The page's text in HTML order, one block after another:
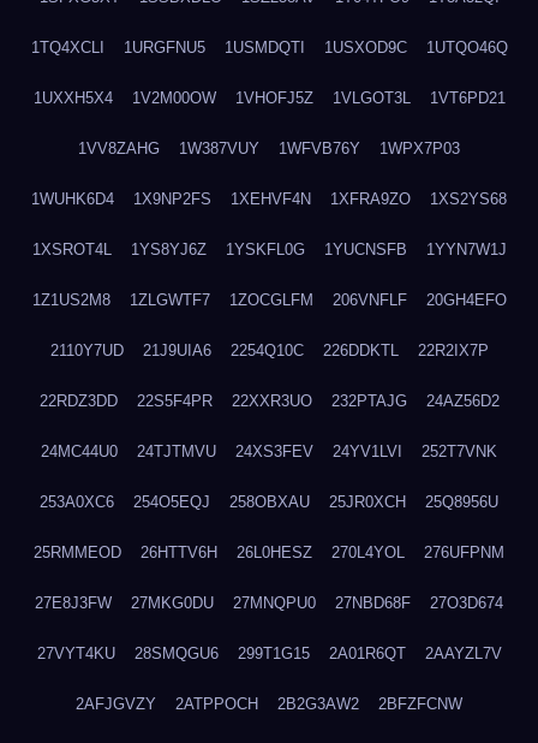
1TQ4XCLI 1URGFNU5 1USMDQTI 1USXOD9C 1UTQO46Q
1UXXH5X4 1V2M00OW 1VHOFJ5Z 1VLGOT3L 1VT6PD21
1VV8ZAHG 1W387VUY 1WFVB76Y 1WPX7P03
1WUHK6D4 1X9NP2FS 1XEHVF4N 1XFRA9ZO 1XS2YS68
1XSROT4L 1YS8YJ6Z 1YSKFL0G 1YUCNSFB 1YYN7W1J
1Z1US2M8 1ZLGWTF7 1ZOCGLFM 206VNFLF 20GH4EFO
2110Y7UD 21J9UIA6 2254Q10C 226DDKTL 22R2IX7P
22RDZ3DD 22S5F4PR 22XXR3UO 232PTAJG 24AZ56D2
24MC44U0 24TJTMVU 24XS3FEV 24YV1LVI 252T7VNK
253A0XC6 254O5EQJ 258OBXAU 25JR0XCH 25Q8956U
25RMMEOD 26HTTV6H 26L0HESZ 270L4YOL 276UFPNM
27E8J3FW 27MKG0DU 27MNQPU0 27NBD68F 27O3D674
27VYT4KU 28SMQGU6 299T1G15 2A01R6QT 2AAYZL7V
2AFJGVZY 2ATPPOCH 2B2G3AW2 2BFZFCNW